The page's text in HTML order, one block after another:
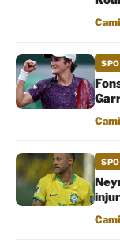
Por
Por
Por